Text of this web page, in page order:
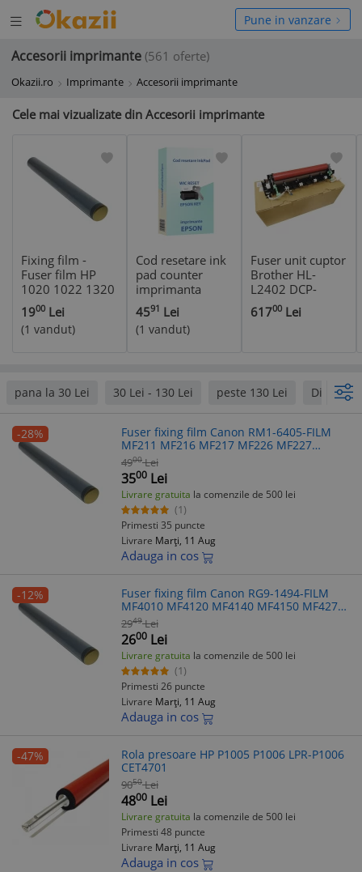
Deschide
meniul
Pune in vanzare
Accesorii imprimante (561 oferte)
Okazii.ro Imprimante Accesorii imprimante
Cele mai vizualizate din Accesorii imprimante
Fixing film -
Fuser film HP
1020 1022 1320
M1120 P2015
RG9-1494-FILM
1900 Lei
(1 vandut)
Cod resetare ink
pad counter
imprimanta
Epson
4591 Lei
(1 vandut)
Fuser unit cuptor
Brother HL-
L2402 DCP-
L2622 MFC-
L2802 MFC-
61700 Lei
pana la 30 Lei 30 Lei - 130 Lei peste 130 Lei Diversi
-28%
Fuser fixing film Canon RM1-6405-FILM
MF211 MF216 MF217 MF226 MF227
MF229 MF232
4900 Lei
3500 Lei
Livrare gratuita la comenzile de 500 lei
(1)
Primesti 35 puncte
Livrare Marți, 11 Aug
Adauga in cos
-12%
Fuser fixing film Canon RG9-1494-FILM
MF4010 MF4120 MF4140 MF4150 MF4270
MF4320
2949 Lei
2600 Lei
Livrare gratuita la comenzile de 500 lei
(1)
Primesti 26 puncte
Livrare Marți, 11 Aug
Adauga in cos
-47%
Rola presoare HP P1005 P1006 LPR-P1006
CET4701
9050 Lei
4800 Lei
Livrare gratuita la comenzile de 500 lei
Primesti 48 puncte
Livrare Marți, 11 Aug
Adauga in cos